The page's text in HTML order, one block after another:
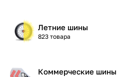
Летние шины
823 товара
Коммерческие шины